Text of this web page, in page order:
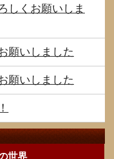
しくお願いしま
願いしました
願いしました
世界